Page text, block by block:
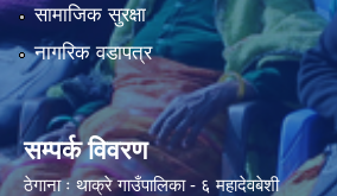
सामाजिक सुरक्षा
नागरिक वडापत्र
सम्पर्क विवरण
ठेगाना ः थाक्रे गाउँपालिका - ६ महादेवबेशी